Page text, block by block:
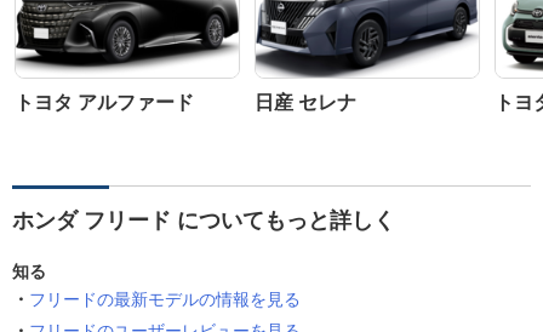
トヨタ アルファード 日産 セレナ ト
ホンダ フリード についてもっと詳しく
知る
フリードの最新モデルの情報を見る